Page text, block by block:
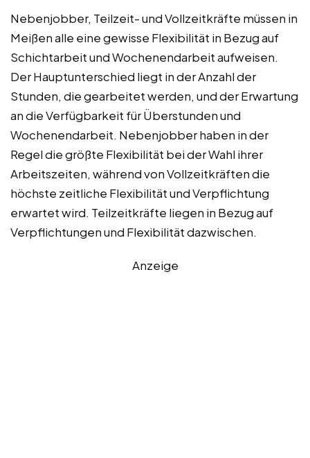
Nebenjobber, Teilzeit- und Vollzeitkräfte müssen in
Meißen alle eine gewisse Flexibilität in Bezug auf
Schichtarbeit und Wochenendarbeit aufweisen.
Der Hauptunterschied liegt in der Anzahl der
Stunden, die gearbeitet werden, und der Erwartung
an die Verfügbarkeit für Überstunden und
Wochenendarbeit. Nebenjobber haben in der
Regel die größte Flexibilität bei der Wahl ihrer
Arbeitszeiten, während von Vollzeitkräften die
höchste zeitliche Flexibilität und Verpflichtung
erwartet wird. Teilzeitkräfte liegen in Bezug auf
Verpflichtungen und Flexibilität dazwischen.
Anzeige